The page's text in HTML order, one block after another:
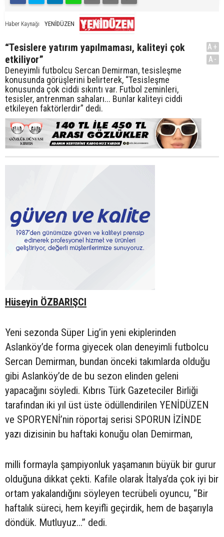
Haber Kaynağı YENİDÜZEN
“Tesislere yatırım yapılmaması, kaliteyi çok
etkiliyor”
Deneyimli futbolcu Sercan Demirman, tesisleşme
konusunda görüşlerini belirterek, “Tesisleşme
konusunda çok ciddi sıkıntı var. Futbol zeminleri,
tesisler, antrenman sahaları... Bunlar kaliteyi ciddi
etkileyen faktörlerdir” dedi.
A+
A-
Hüseyin ÖZBARIŞCI
Yeni sezonda Süper Lig’in yeni ekiplerinden
Aslanköy’de forma giyecek olan deneyimli futbolcu
Sercan Demirman, bundan önceki takımlarda olduğu
gibi Aslanköy’de de bu sezon elinden geleni
yapacağını söyledi. Kıbrıs Türk Gazeteciler Birliği
tarafından iki yıl üst üste ödüllendirilen YENİDÜZEN
ve SPORYENİ’nin röportaj serisi SPORUN İZİNDE
yazı dizisinin bu haftaki konuğu olan Demirman,
milli formayla şampiyonluk yaşamanın büyük bir gurur
olduğuna dikkat çekti. Kafile olarak İtalya’da çok iyi bir
ortam yakalandığını söyleyen tecrübeli oyuncu, “Bir
haftalık süreci, hem keyifli geçirdik, hem de başarıyla
döndük. Mutluyuz...” dedi.